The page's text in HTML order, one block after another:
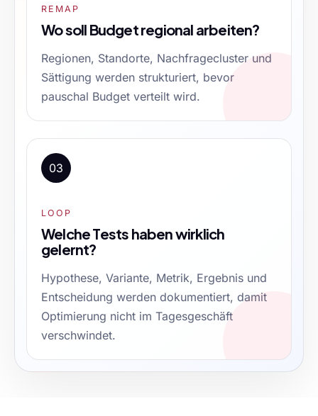
REMAP
Wo soll Budget regional arbeiten?
Regionen, Standorte, Nachfragecluster und
Sättigung werden strukturiert, bevor
pauschal Budget verteilt wird.
03
LOOP
Welche Tests haben wirklich
gelernt?
Hypothese, Variante, Metrik, Ergebnis und
Entscheidung werden dokumentiert, damit
Optimierung nicht im Tagesgeschäft
verschwindet.